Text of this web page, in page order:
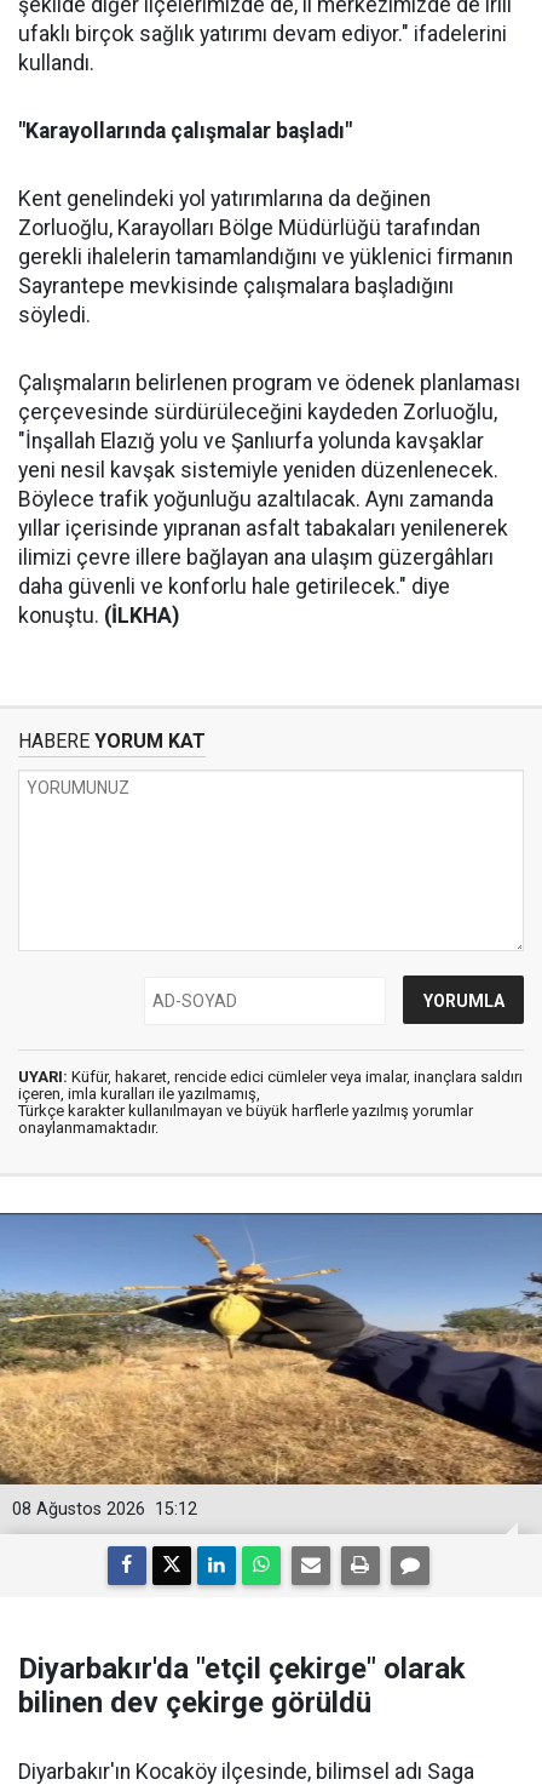
şekilde diğer ilçelerimizde de, il merkezimizde de irili
ufaklı birçok sağlık yatırımı devam ediyor." ifadelerini
kullandı.
"Karayollarında çalışmalar başladı"
Kent genelindeki yol yatırımlarına da değinen
Zorluoğlu, Karayolları Bölge Müdürlüğü tarafından
gerekli ihalelerin tamamlandığını ve yüklenici firmanın
Sayrantepe mevkisinde çalışmalara başladığını
söyledi.
Çalışmaların belirlenen program ve ödenek planlaması
çerçevesinde sürdürüleceğini kaydeden Zorluoğlu,
"İnşallah Elazığ yolu ve Şanlıurfa yolunda kavşaklar
yeni nesil kavşak sistemiyle yeniden düzenlenecek.
Böylece trafik yoğunluğu azaltılacak. Aynı zamanda
yıllar içerisinde yıpranan asfalt tabakaları yenilenerek
ilimizi çevre illere bağlayan ana ulaşım güzergâhları
daha güvenli ve konforlu hale getirilecek." diye
konuştu. (İLKHA)
HABERE YORUM KAT
UYARI: Küfür, hakaret, rencide edici cümleler veya imalar, inançlara saldırı
içeren, imla kuralları ile yazılmamış,
Türkçe karakter kullanılmayan ve büyük harflerle yazılmış yorumlar
onaylanmamaktadır.
15:12
08 Ağustos 2026
Diyarbakır'da "etçil çekirge" olarak
bilinen dev çekirge görüldü
Diyarbakır'ın Kocaköy ilçesinde, bilimsel adı Saga